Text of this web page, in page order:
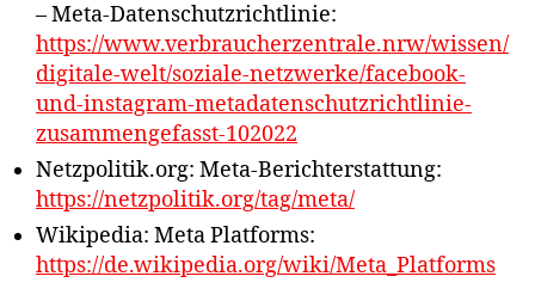
– Meta-Datenschutzrichtlinie:
https://www.verbraucherzentrale.nrw/wissen/
digitale-welt/soziale-netzwerke/facebook-
und-instagram-metadatenschutzrichtlinie-
zusammengefasst-102022
Netzpolitik.org: Meta-Berichterstattung:
https://netzpolitik.org/tag/meta/
Wikipedia: Meta Platforms:
https://de.wikipedia.org/wiki/Meta_Platforms